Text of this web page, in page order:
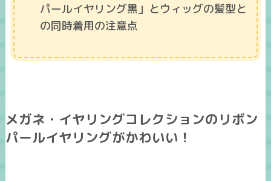
パールイヤリング黒」とウィッグの髪型と
の同時着用の注意点
メガネ・イヤリングコレクションのリボン
パールイヤリングがかわいい！